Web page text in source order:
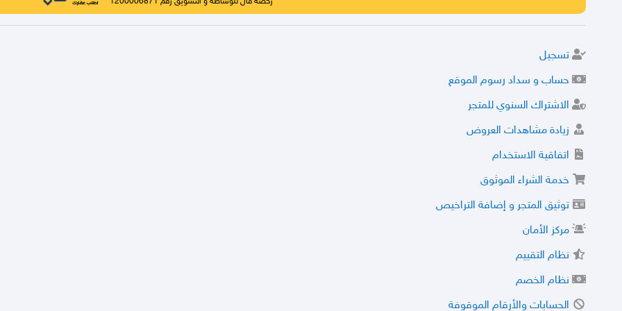
تسجيل
حساب و سداد رسوم الموقع
الاشتراك السنوي للمتجر
زيادة مشاهدات العروض
اتفاقية الاستخدام
خدمة الشراء الموثوق
توثيق المتجر و إضافة التراخيص
مركز الأمان
نظام التقييم
نظام الخصم
الحسابات والأرقام الموقوفة